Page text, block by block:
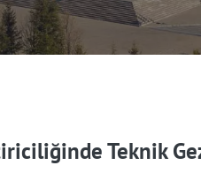
Teknik